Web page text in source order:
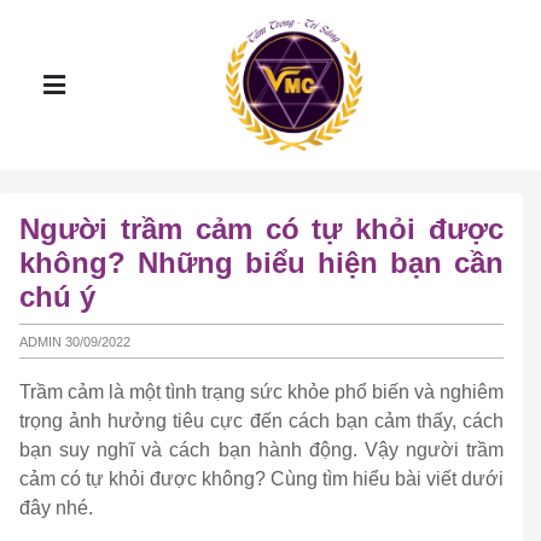
Người trầm cảm có tự khỏi được
không? Những biểu hiện bạn cần
chú ý
ADMIN 30/09/2022
Trầm cảm là một tình trạng sức khỏe phổ biến và nghiêm
trọng ảnh hưởng tiêu cực đến cách bạn cảm thấy, cách
bạn suy nghĩ và cách bạn hành động. Vậy người trầm
cảm có tự khỏi được không? Cùng tìm hiểu bài viết dưới
đây nhé.